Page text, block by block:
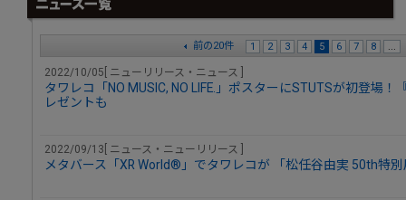
前の20件 1 2 3 4 5 6 7 8 ...
2022/10/05[ ニューリリース・ニュース ]
タワレコ「NO MUSIC, NO LIFE.」ポスターにSTUTSが初登場
レゼントも
2022/09/13[ ニュース・ニューリリース ]
メタバース「XR World®」でタワレコが 「松任谷由実 50th特